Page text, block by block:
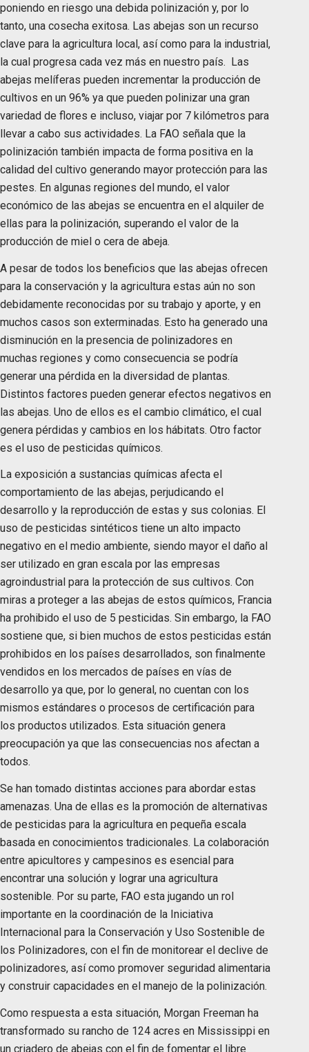
poniendo en riesgo una debida polinización y, por lo
tanto, una cosecha exitosa. Las abejas son un recurso
clave para la agricultura local, así como para la industrial,
la cual progresa cada vez más en nuestro país. Las
abejas melíferas pueden incrementar la producción de
cultivos en un 96% ya que pueden polinizar una gran
variedad de flores e incluso, viajar por 7 kilómetros para
llevar a cabo sus actividades. La FAO señala que la
polinización también impacta de forma positiva en la
calidad del cultivo generando mayor protección para las
pestes. En algunas regiones del mundo, el valor
económico de las abejas se encuentra en el alquiler de
ellas para la polinización, superando el valor de la
producción de miel o cera de abeja.
A pesar de todos los beneficios que las abejas ofrecen
para la conservación y la agricultura estas aún no son
debidamente reconocidas por su trabajo y aporte, y en
muchos casos son exterminadas. Esto ha generado una
disminución en la presencia de polinizadores en
muchas regiones y como consecuencia se podría
generar una pérdida en la diversidad de plantas.
Distintos factores pueden generar efectos negativos en
las abejas. Uno de ellos es el cambio climático, el cual
genera pérdidas y cambios en los hábitats. Otro factor
es el uso de pesticidas químicos.
La exposición a sustancias químicas afecta el
comportamiento de las abejas, perjudicando el
desarrollo y la reproducción de estas y sus colonias. El
uso de pesticidas sintéticos tiene un alto impacto
negativo en el medio ambiente, siendo mayor el daño al
ser utilizado en gran escala por las empresas
agroindustrial para la protección de sus cultivos. Con
miras a proteger a las abejas de estos químicos, Francia
ha prohibido el uso de 5 pesticidas. Sin embargo, la FAO
sostiene que, si bien muchos de estos pesticidas están
prohibidos en los países desarrollados, son finalmente
vendidos en los mercados de países en vías de
desarrollo ya que, por lo general, no cuentan con los
mismos estándares o procesos de certificación para
los productos utilizados. Esta situación genera
preocupación ya que las consecuencias nos afectan a
todos.
Se han tomado distintas acciones para abordar estas
amenazas. Una de ellas es la promoción de alternativas
de pesticidas para la agricultura en pequeña escala
basada en conocimientos tradicionales. La colaboración
entre apicultores y campesinos es esencial para
encontrar una solución y lograr una agricultura
sostenible. Por su parte, FAO esta jugando un rol
importante en la coordinación de la Iniciativa
Internacional para la Conservación y Uso Sostenible de
los Polinizadores, con el fin de monitorear el declive de
polinizadores, así como promover seguridad alimentaria
y construir capacidades en el manejo de la polinización.
Como respuesta a esta situación, Morgan Freeman ha
transformado su rancho de 124 acres en Mississippi en
un criadero de abejas con el fin de fomentar el libre